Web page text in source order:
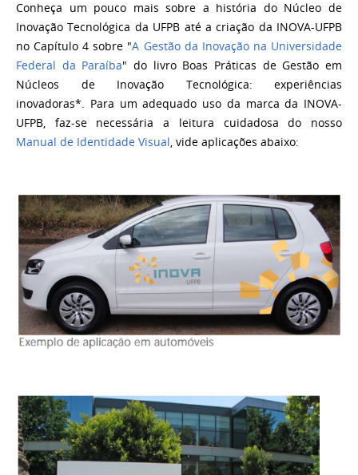
Conheça um pouco mais sobre a história do Núcleo de
Inovação Tecnológica da UFPB até a criação da INOVA-UFPB
no Capítulo 4 sobre "A Gestão da Inovação na Universidade
Federal da Paraíba" do livro Boas Práticas de Gestão em
Núcleos de Inovação Tecnológica: experiências
inovadoras*. Para um adequado uso da marca da INOVA-
UFPB, faz-se necessária a leitura cuidadosa do nosso
Manual de Identidade Visual, vide aplicações abaixo: